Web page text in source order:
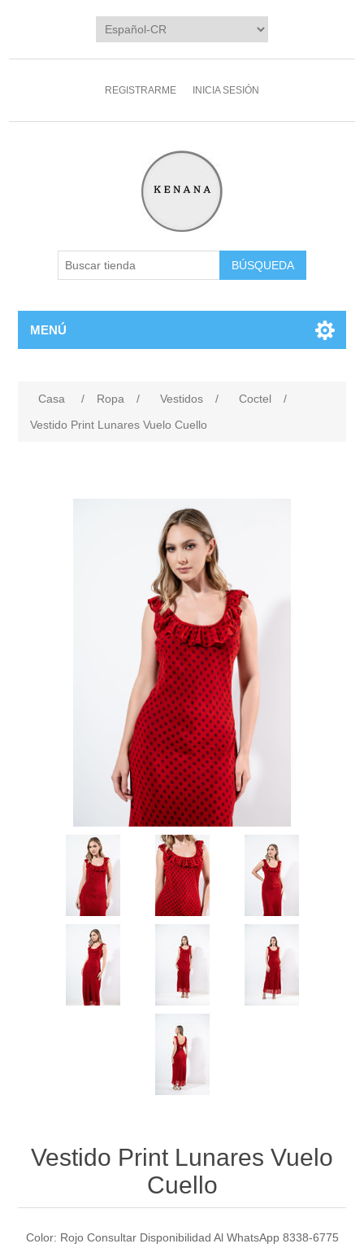
REGISTRARME INICIA SESIÓN
MENÚ
Casa / Ropa / Vestidos / Coctel
/
Vestido Print Lunares Vuelo Cuello
Vestido Print Lunares Vuelo
Cuello
Color: Rojo Consultar Disponibilidad Al WhatsApp 8338-6775